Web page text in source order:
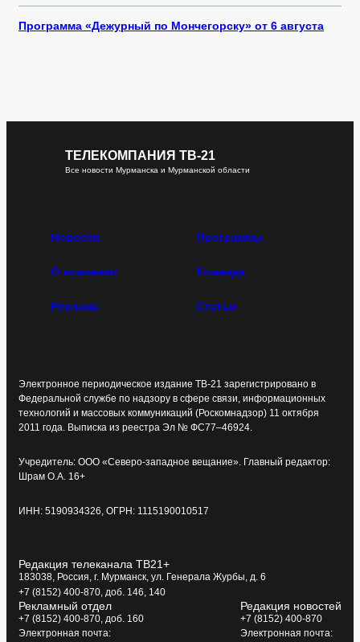
Программа «Дежурный по Мончегорску» от 6 августа
ТЕЛЕКОМПАНИЯ ТВ-21
Все новости Мурманска и Мурманской области
Новости Программы
О компании Команда
Реклама Статьи
Электронное периодическое издание ТВ-21 зарегистрировано в
Федеральной службе по надзору в сфере связи, информационных
технологий и массовых коммуникаций (Роскомнадзор) 11 октября
2011 года. Выписка из реестра Эл № ФС77–46924.
Учредитель: ООО «Северо-западное вещание». Главный редактор:
Шрам О.А. 16+
ИНН: 5190934326, ОГРН: 1115190010517
Редакция телеканала ТВ21+
183038, Россия, г. Мурманск, ул. Генерала Журбы, д. 6
+7 (8152) 400-870, доб. 146, 140
Рекламный отдел
+7 (8152) 400-870, доб. 160
Электронная почта:
Редакция новостей
+7 (8152) 400-870
Электронная почта: